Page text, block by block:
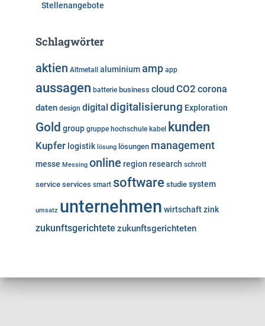
Stellenangebote
Schlagwörter
aktien Altmetall aluminiumamp app
aussagen batterie business cloud CO2 corona
daten design digital digitalisierung Exploration
Gold group gruppe hochschule kabel kunden
Kupfer logistik lösung lösungen management
messe Messing online region research schrott
service services smart software studie system
umsatz unternehmen wirtschaftzink
zukunftsgerichtete zukunftsgerichteten